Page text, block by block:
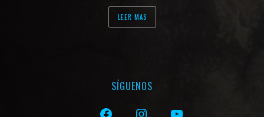
LEER MAS
SÍGUENOS
FACEBOOKINSTAGRAMYOUTUBE